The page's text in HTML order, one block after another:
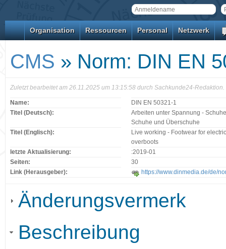
Organisation Ressourcen Personal Netzwerk
CMS » Norm: DIN EN
Zuletzt bearbeitet am 26.11.2025 um 13:15:58 durch Sachkunde24-Redaktion.
Name:
DIN EN 50321-1
Titel (Deutsch):
Arbeiten unter Spannung -
Schuhe und Überschuhe
Titel (Englisch):
Live working - Footwear for
overboots
letzte Aktualisierung:
:2019-01
Seiten:
30
Link (Herausgeber):
https://www.dinmedia.de/de/
Änderungsvermerk
Beschreibung